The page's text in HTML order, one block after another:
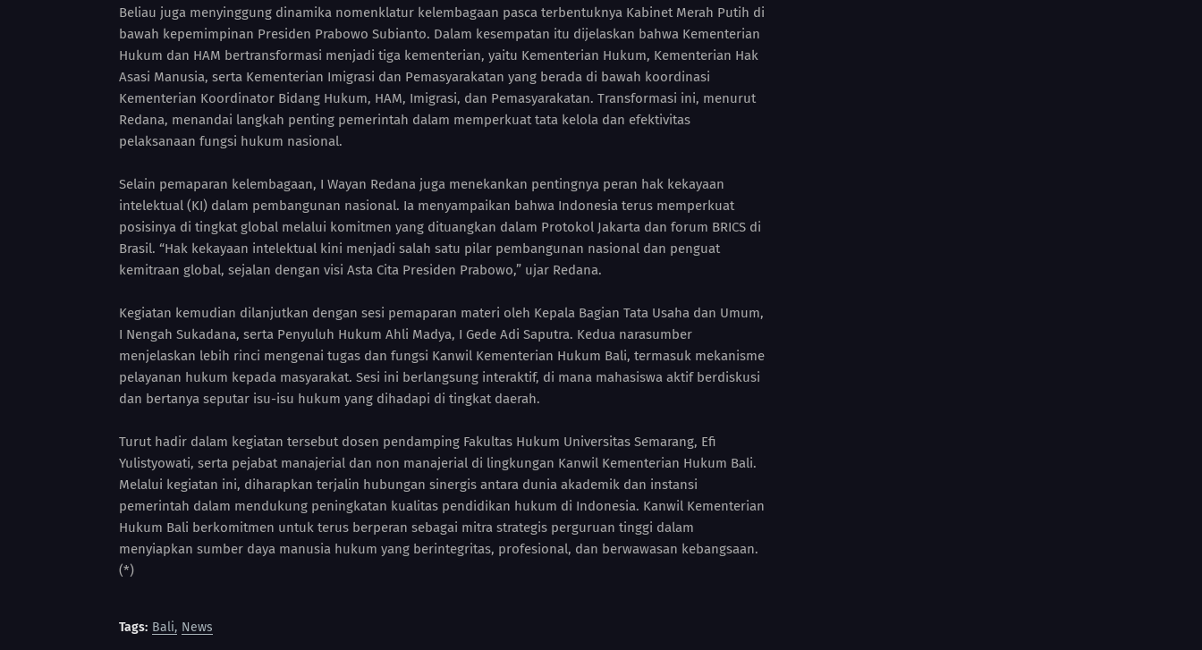
Beliau juga menyinggung dinamika nomenklatur kelembagaan pasca terbentuknya Kabinet Merah Putih di
bawah kepemimpinan Presiden Prabowo Subianto. Dalam kesempatan itu dijelaskan bahwa Kementerian
Hukum dan HAM bertransformasi menjadi tiga kementerian, yaitu Kementerian Hukum, Kementerian Hak
Asasi Manusia, serta Kementerian Imigrasi dan Pemasyarakatan yang berada di bawah koordinasi
Kementerian Koordinator Bidang Hukum, HAM, Imigrasi, dan Pemasyarakatan. Transformasi ini, menurut
Redana, menandai langkah penting pemerintah dalam memperkuat tata kelola dan efektivitas
pelaksanaan fungsi hukum nasional.
Selain pemaparan kelembagaan, I Wayan Redana juga menekankan pentingnya peran hak kekayaan
intelektual (KI) dalam pembangunan nasional. Ia menyampaikan bahwa Indonesia terus memperkuat
posisinya di tingkat global melalui komitmen yang dituangkan dalam Protokol Jakarta dan forum BRICS di
Brasil. “Hak kekayaan intelektual kini menjadi salah satu pilar pembangunan nasional dan penguat
kemitraan global, sejalan dengan visi Asta Cita Presiden Prabowo,” ujar Redana.
Kegiatan kemudian dilanjutkan dengan sesi pemaparan materi oleh Kepala Bagian Tata Usaha dan Umum,
I Nengah Sukadana, serta Penyuluh Hukum Ahli Madya, I Gede Adi Saputra. Kedua narasumber
menjelaskan lebih rinci mengenai tugas dan fungsi Kanwil Kementerian Hukum Bali, termasuk mekanisme
pelayanan hukum kepada masyarakat. Sesi ini berlangsung interaktif, di mana mahasiswa aktif berdiskusi
dan bertanya seputar isu-isu hukum yang dihadapi di tingkat daerah.
Turut hadir dalam kegiatan tersebut dosen pendamping Fakultas Hukum Universitas Semarang, Efi
Yulistyowati, serta pejabat manajerial dan non manajerial di lingkungan Kanwil Kementerian Hukum Bali.
Melalui kegiatan ini, diharapkan terjalin hubungan sinergis antara dunia akademik dan instansi
pemerintah dalam mendukung peningkatan kualitas pendidikan hukum di Indonesia. Kanwil Kementerian
Hukum Bali berkomitmen untuk terus berperan sebagai mitra strategis perguruan tinggi dalam
menyiapkan sumber daya manusia hukum yang berintegritas, profesional, dan berwawasan kebangsaan.
(*)
Tags: Bali News